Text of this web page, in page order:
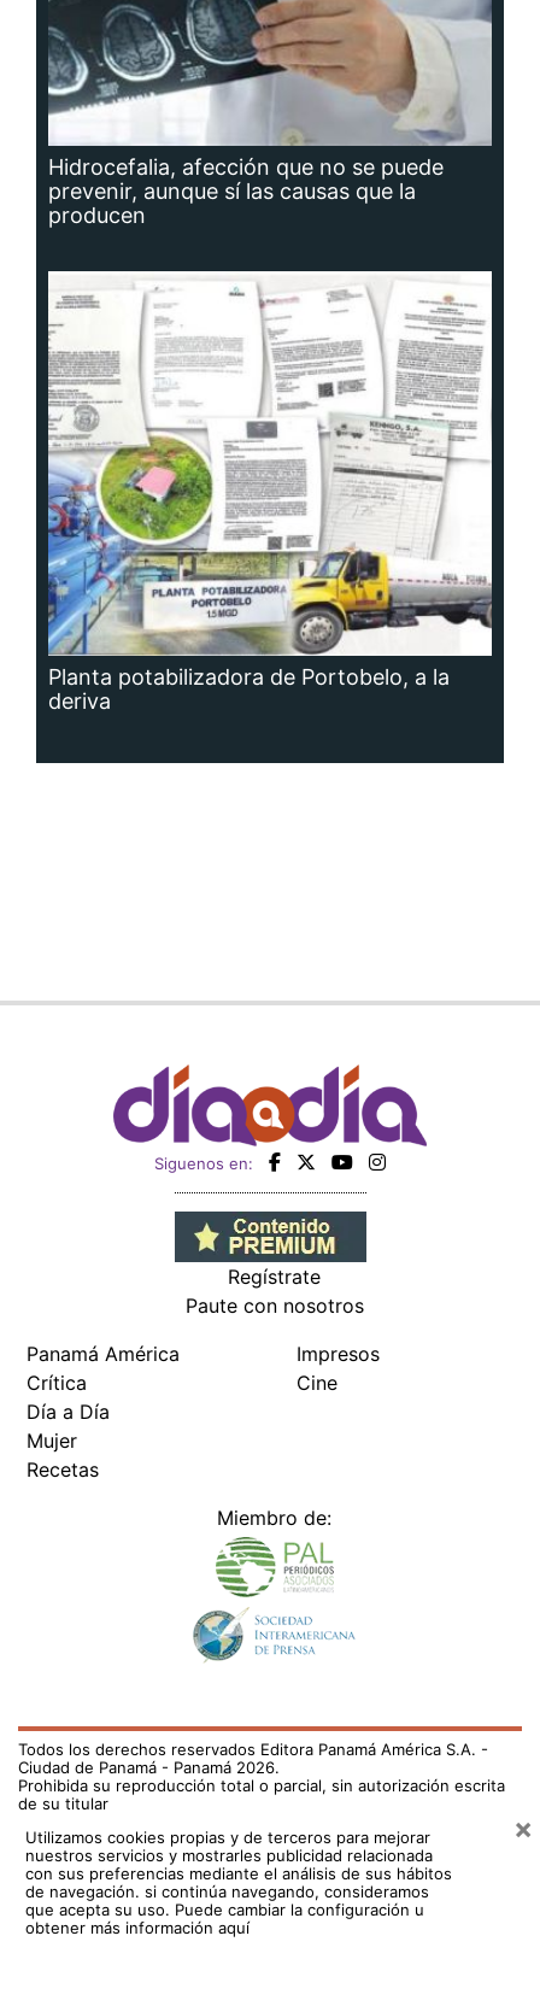
Hidrocefalia, afección que no se puede
prevenir, aunque sí las causas que la
producen
Planta potabilizadora de Portobelo, a la
deriva
Siguenos en:
Regístrate
Paute con nosotros
Panamá América
Crítica
Día a Día
Mujer
Recetas
Impresos
Cine
Miembro de:
Todos los derechos reservados Editora Panamá América S.A. -
Ciudad de Panamá - Panamá 2026.
Prohibida su reproducción total o parcial, sin autorización escrita
de su titular
Utilizamos cookies propias y de terceros para mejorar
nuestros servicios y mostrarles publicidad relacionada
con sus preferencias mediante el análisis de sus hábitos
de navegación. si continúa navegando, consideramos
que acepta su uso. Puede cambiar la configuración u
obtener más información aquí
×